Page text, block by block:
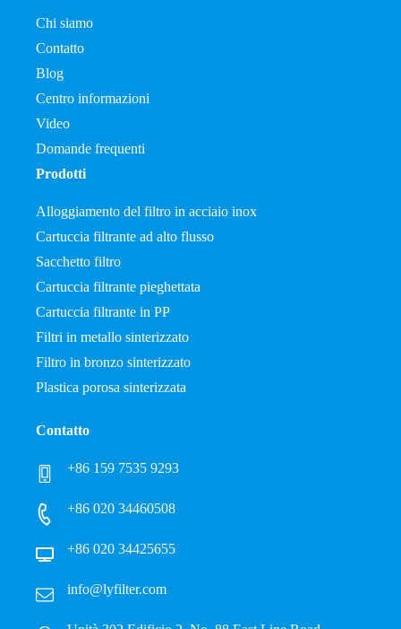
Chi siamo
Contatto
Blog
Centro informazioni
Video
Domande frequenti
Prodotti
Alloggiamento del filtro in acciaio inox
Cartuccia filtrante ad alto flusso
Sacchetto filtro
Cartuccia filtrante pieghettata
Cartuccia filtrante in PP
Filtri in metallo sinterizzato
Filtro in bronzo sinterizzato
Plastica porosa sinterizzata
Contatto
+86 159 7535 9293
+86 020 34460508
+86 020 34425655
info@lyfilter.com